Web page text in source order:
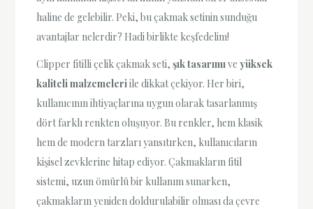
haline de gelebilir. Peki, bu çakmak setinin sunduğu
avantajlar nelerdir? Hadi birlikte keşfedelim!
Clipper fitilli çelik çakmak seti,şık tasarımıveyüksek
kaliteli malzemeleriile dikkat çekiyor. Her biri,
kullanıcının ihtiyaçlarına uygun olarak tasarlanmış
dört farklı renkten oluşuyor. Bu renkler, hem klasik
hem de modern tarzları yansıtırken, kullanıcıların
kişisel zevklerine hitap ediyor. Çakmakların fitil
sistemi, uzun ömürlü bir kullanım sunarken,
çakmakların yeniden doldurulabilir olması da çevre